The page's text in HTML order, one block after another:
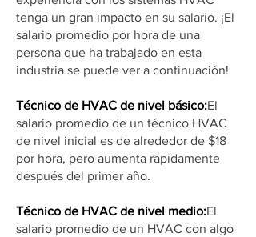
tenga un gran impacto en su salario. ¡El
salario promedio por hora de una
persona que ha trabajado en esta
industria se puede ver a continuación!
Técnico de HVAC de nivel básico:El
salario promedio de un técnico HVAC
de nivel inicial es de alrededor de $18
por hora, pero aumenta rápidamente
después del primer año.
Técnico de HVAC de nivel medio:El
salario promedio de un HVAC con algo